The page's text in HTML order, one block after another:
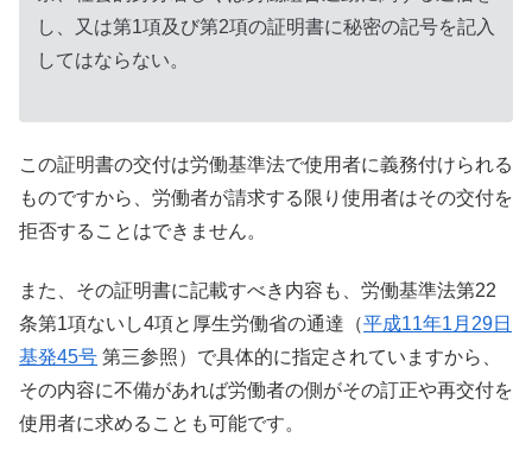
し、又は第1項及び第2項の証明書に秘密の記号を記入
してはならない。
この証明書の交付は労働基準法で使用者に義務付けられる
ものですから、労働者が請求する限り使用者はその交付を
拒否することはできません。
また、その証明書に記載すべき内容も、労働基準法第22
条第1項ないし4項と厚生労働省の通達（平成11年1月29日
基発45号 第三参照）で具体的に指定されていますから、
その内容に不備があれば労働者の側がその訂正や再交付を
使用者に求めることも可能です。